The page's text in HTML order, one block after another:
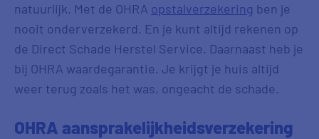
natuurlijk. Met de OHRA opstalverzekering ben je
nooit onderverzekerd. En je kunt altijd rekenen op
de Direct Schade Herstel Service. Daarnaast heb je
bij OHRA waardegarantie. Je krijgt je huis altijd
weer terug zoals het was, ongeacht de schade.
OHRA aansprakelijkheidsverzekering